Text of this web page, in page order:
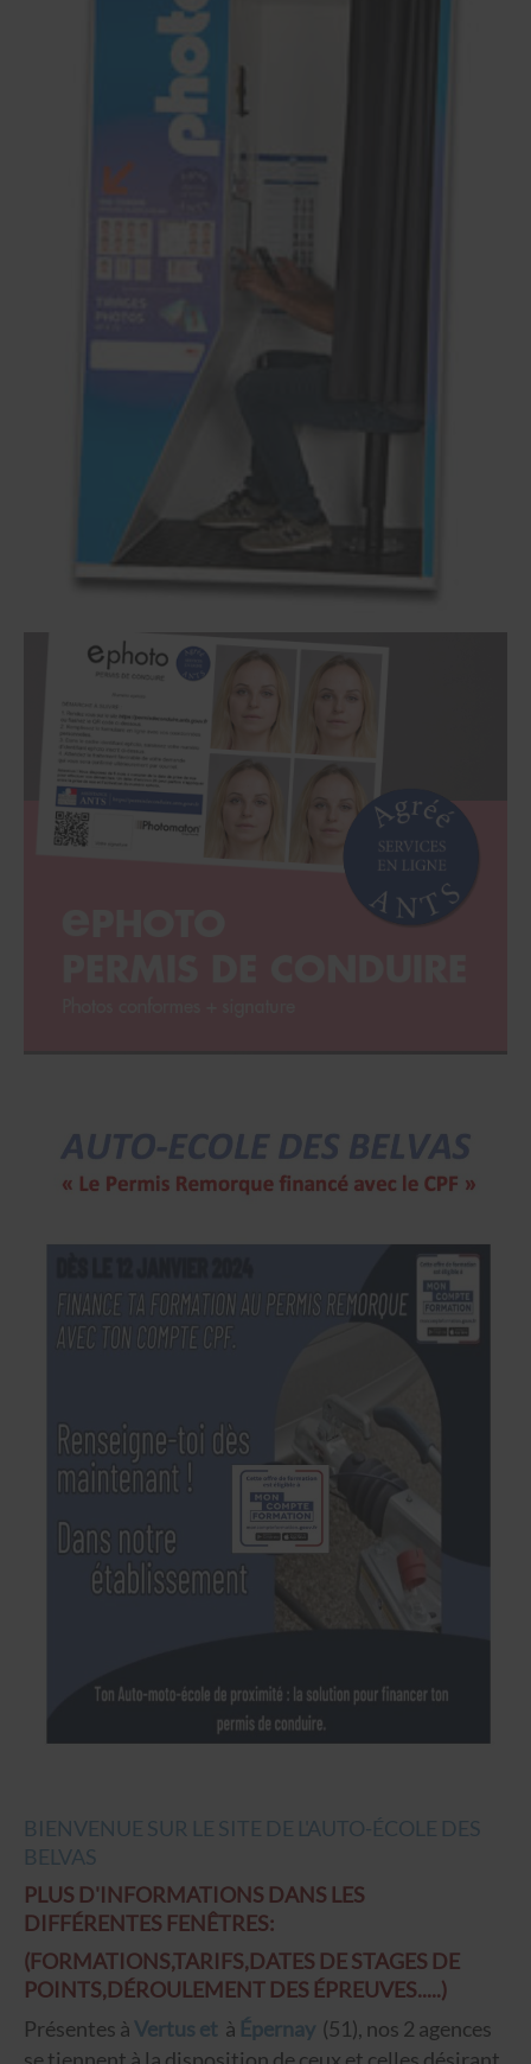
BIENVENUE SUR LE SITE DE L'AUTO-ÉCOLE DES
BELVAS
PLUS D'INFORMATIONS DANS LES
DIFFÉRENTES FENÊTRES:
(FORMATIONS,TARIFS,DATES DE STAGES DE
POINTS,DÉROULEMENT DES ÉPREUVES.....)
Présentes à Vertus et à Épernay (51), nos 2 agences